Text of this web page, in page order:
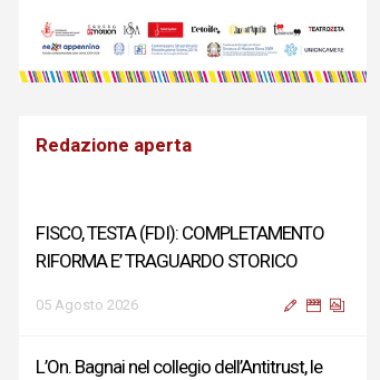
Redazione aperta
FISCO, TESTA (FDI): COMPLETAMENTO
RIFORMA E’ TRAGUARDO STORICO
05 Agosto 2026
L’On. Bagnai nel collegio dell’Antitrust, le